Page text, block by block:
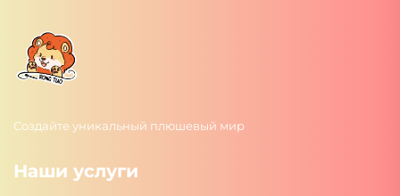
Создайте уникальный плюшевый мир
Наши услуги